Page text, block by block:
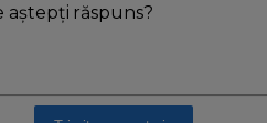
aștepți răspuns?